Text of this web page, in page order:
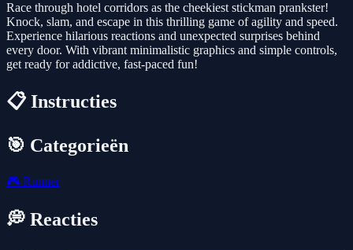
Race through hotel corridors as the cheekiest stickman prankster!
Knock, slam, and escape in this thrilling game of agility and speed.
Experience hilarious reactions and unexpected surprises behind
every door. With vibrant minimalistic graphics and simple controls,
get ready for addictive, fast-paced fun!
📋 Instructies
🎯 Categorieën
🎮 Runner
💭 Reacties